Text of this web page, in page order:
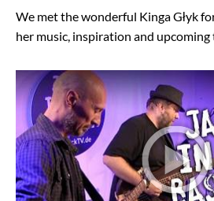
We met the wonderful Kinga Głyk
her music, inspiration and upcoming